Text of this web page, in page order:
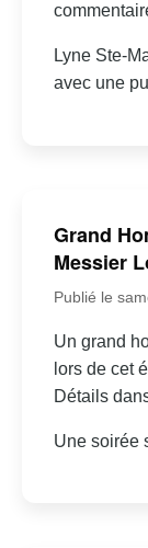
Lyne Ste-
avec une
Grand
Messier
Publié le
Un grand
lors de cet
Détails
Une soirée